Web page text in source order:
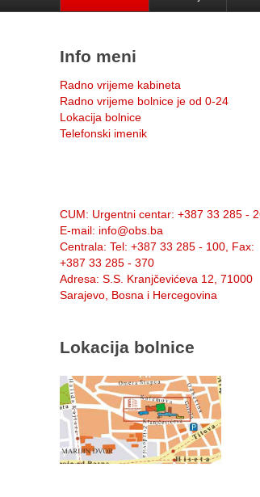
Info meni
Radno vrijeme kabineta
Radno vrijeme bolnice je od 0-24
Lokacija bolnice
Telefonski imenik
CUM: Urgentni centar: +387 33 285 -
E-mail: info@obs.ba
Centrala: Tel: +387 33 285 - 100, Fax:
+387 33 285 - 370
Adresa: S.S. Kranjčevićeva 12, 71000
Sarajevo, Bosna i Hercegovina
Lokacija bolnice